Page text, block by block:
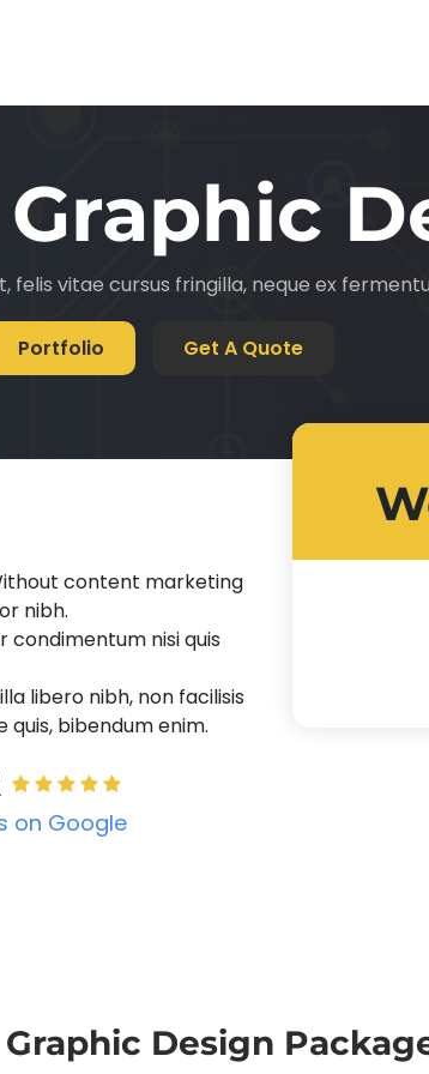
felis vitae cursus fringilla, neque ex
Portfolio Get A Quote
content marketing
nibh.
nisi quis
libero nibh, non facilisis
quis, bibendum enim.
on Google
Design